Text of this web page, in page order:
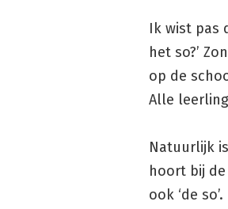
Ik wist pas
het so?’
op de
Alle
Natuurlijk
hoort bij de
ook ‘de